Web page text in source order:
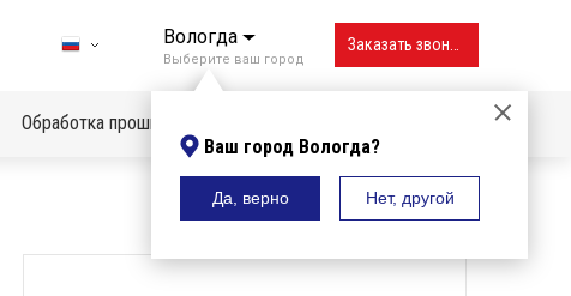
Вологда
Выберите ваш город
Ваш город Вологда?
Да, верно Нет, другой
Владивосток
Обработка прошивок